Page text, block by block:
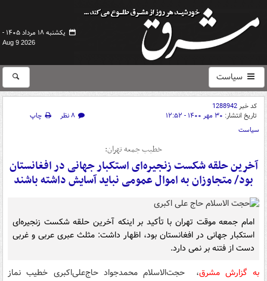
یکشنبه ۱۸ مرداد ۱۴۰۵ -
Aug 9 2026
سیاست
کد خبر1288942
تاریخ انتشار: ۳۰ مهر ۱۴۰۰ - ۱۲:۵۲ ۸ نظر
چاپ
سیاست
خطیب جمعه تهران:
آخرین حلقه شکست زنجیره‌ای استکبار جهانی در افغانستان
بود/ متجاوزان به اموال عمومی نباید آسایش داشته باشند
امام جمعه موقت تهران با تأکید بر اینکه آخرین حلقه شکست زنجیره‌ای
استکبار جهانی در افغانستان بود، اظهار داشت: مثلث عبری عربی و غربی
دست از فتنه بر نمی دارد.
به گزارش مشرق، حجت‌الاسلام محمدجواد حاج‌علی‌اکبری خطیب نماز